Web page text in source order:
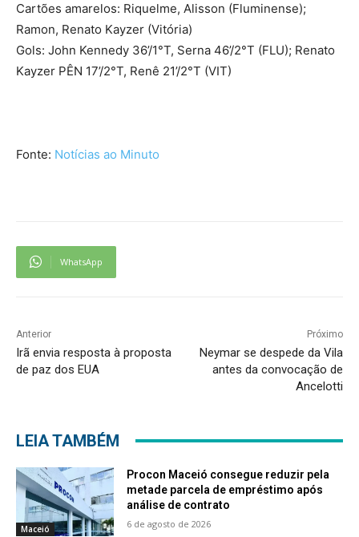
Cartões amarelos: Riquelme, Alisson (Fluminense);
Ramon, Renato Kayzer (Vitória)
Gols: John Kennedy 36’/1°T, Serna 46’/2°T (FLU); Renato
Kayzer PÊN 17’/2°T, Renê 21’/2°T (VIT)
Fonte: Notícias ao Minuto
WhatsApp
Anterior
Irã envia resposta à proposta
de paz dos EUA
Próximo
Neymar se despede da Vila
antes da convocação de
Ancelotti
LEIA TAMBÉM
Maceió
Procon Maceió consegue reduzir pela
metade parcela de empréstimo após
análise de contrato
6 de agosto de 2026